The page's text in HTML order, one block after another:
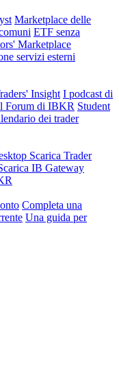
Marketplace delle
ETF senza
Marketplace
servizi esterni
Insight I podcast di
Forum di IBKR Student
dei trader
Scarica Trader
IB Gateway
Completa una
Una guida per